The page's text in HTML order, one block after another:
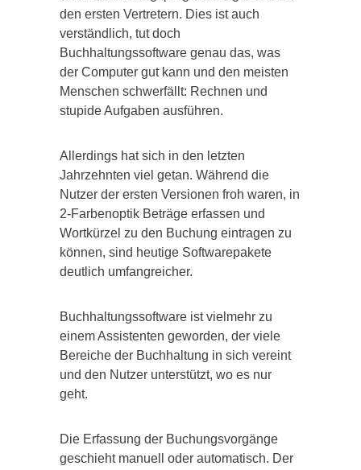
den ersten Vertretern. Dies ist auch
verständlich, tut doch
Buchhaltungssoftware genau das, was
der Computer gut kann und den meisten
Menschen schwerfällt: Rechnen und
stupide Aufgaben ausführen.
Allerdings hat sich in den letzten
Jahrzehnten viel getan. Während die
Nutzer der ersten Versionen froh waren, in
2-Farbenoptik Beträge erfassen und
Wortkürzel zu den Buchung eintragen zu
können, sind heutige Softwarepakete
deutlich umfangreicher.
Buchhaltungssoftware ist vielmehr zu
einem Assistenten geworden, der viele
Bereiche der Buchhaltung in sich vereint
und den Nutzer unterstützt, wo es nur
geht.
Die Erfassung der Buchungsvorgänge
geschieht manuell oder automatisch. Der